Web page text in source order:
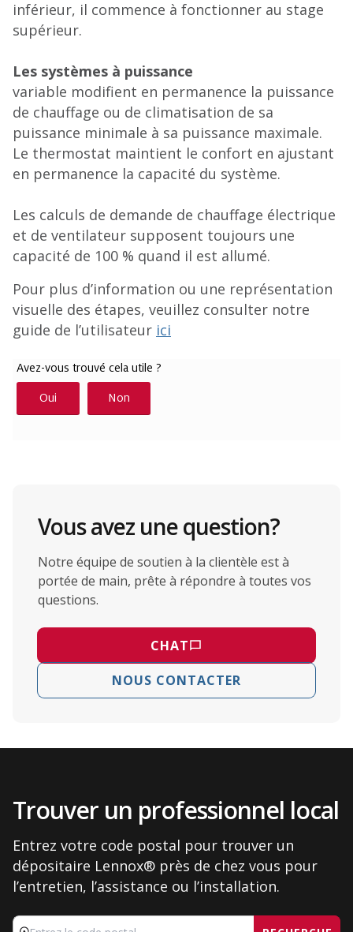
inférieur, il commence à fonctionner au stage
supérieur.
Les systèmes à puissance
variable modifient en permanence la puissance
de chauffage ou de climatisation de sa
puissance minimale à sa puissance maximale.
Le thermostat maintient le confort en ajustant
en permanence la capacité du système.
Les calculs de demande de chauffage électrique
et de ventilateur supposent toujours une
capacité de 100 % quand il est allumé.
Pour plus d’information ou une représentation
visuelle des étapes, veuillez consulter notre
guide de l’utilisateur ici
Vous avez une question?
Notre équipe de soutien à la clientèle est à
portée de main, prête à répondre à toutes vos
questions.
CHAT
NOUS CONTACTER
Trouver un professionnel local
Entrez votre code postal pour trouver un
dépositaire Lennox® près de chez vous pour
l’entretien, l’assistance ou l’installation.